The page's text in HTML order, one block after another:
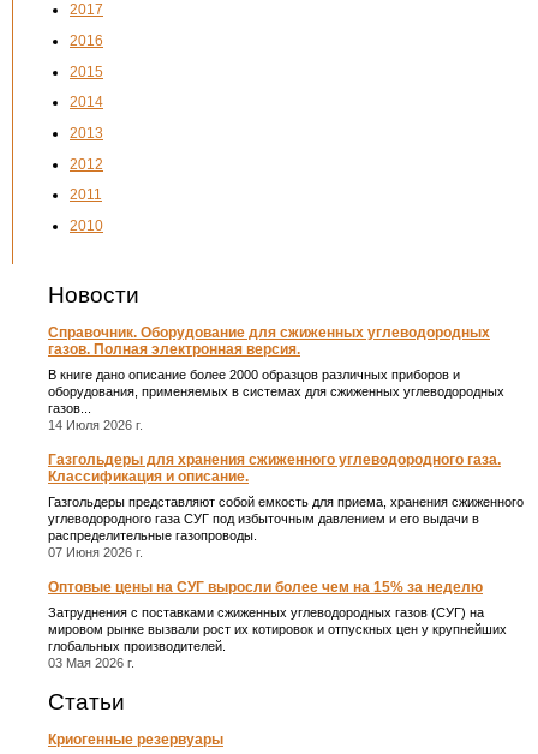
2017
2016
2015
2014
2013
2012
2011
2010
Новости
Справочник. Оборудование для сжиженных углеводородных
газов. Полная электронная версия.
В книге дано описание более 2000 образцов различных приборов и
оборудования, применяемых в системах для сжиженных углеводородных
газов...
14 Июля 2026 г.
Газгольдеры для хранения сжиженного углеводородного газа.
Классификация и описание.
Газгольдеры представляют собой емкость для приема, хранения сжиженного
углеводородного газа СУГ под избыточным давлением и его выдачи в
распределительные газопроводы.
07 Июня 2026 г.
Оптовые цены на СУГ выросли более чем на 15% за неделю
Затруднения с поставками сжиженных углеводородных газов (СУГ) на
мировом рынке вызвали рост их котировок и отпускных цен у крупнейших
глобальных производителей.
03 Мая 2026 г.
Статьи
Криогенные резервуары